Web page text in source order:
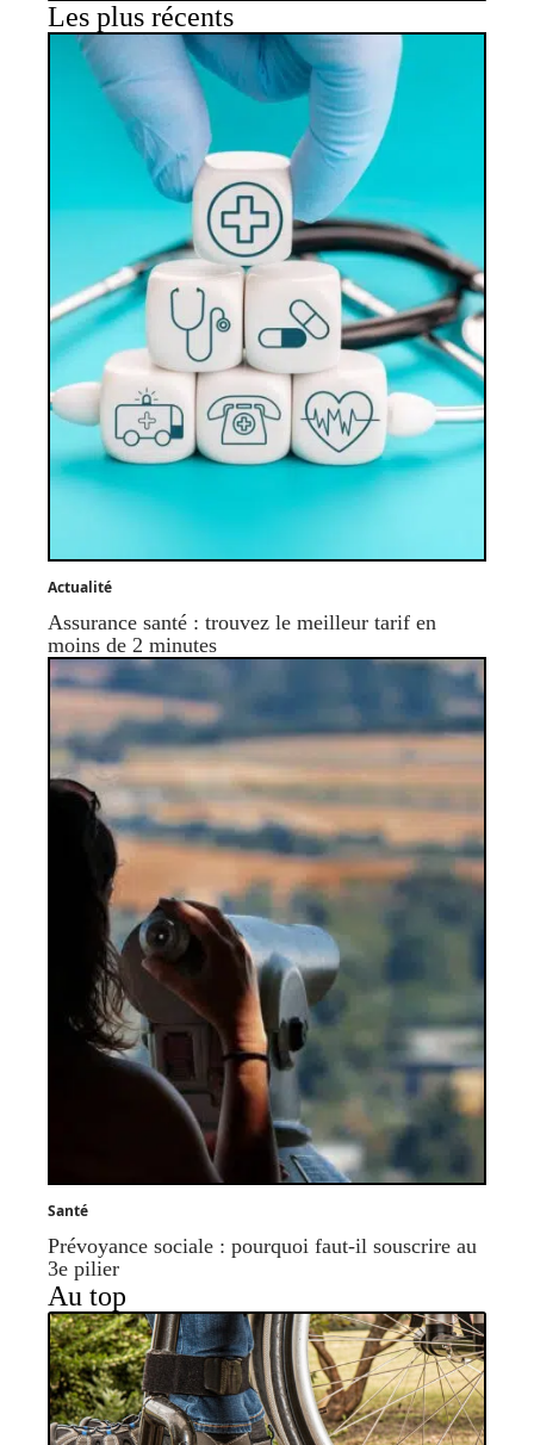
Les plus récents
Actualité
Assurance santé : trouvez le meilleur tarif en
moins de 2 minutes
Santé
Prévoyance sociale : pourquoi faut-il souscrire au
3e pilier
Au top